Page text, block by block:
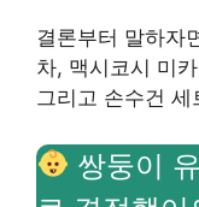
결론부터 말하자
차, 맥시코시 미
그리고 손수건
쌍둥이